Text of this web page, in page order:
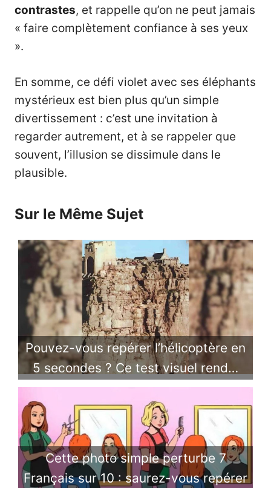
contrastes, et rappelle qu’on ne peut jamais
« faire complètement confiance à ses yeux
».
En somme, ce défi violet avec ses éléphants
mystérieux est bien plus qu’un simple
divertissement : c’est une invitation à
regarder autrement, et à se rappeler que
souvent, l’illusion se dissimule dans le
plausible.
Sur le Même Sujet
Pouvez-vous repérer l’hélicoptère en
5 secondes ? Ce test visuel rend…
Cette photo simple perturbe 7
Français sur 10 : saurez-vous repérer